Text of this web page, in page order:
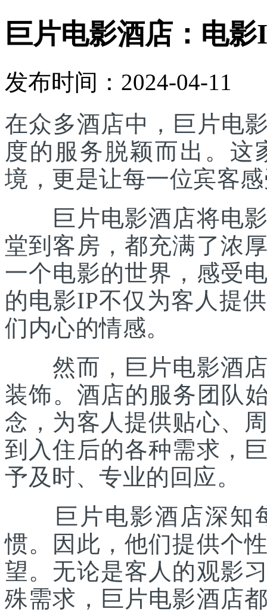
巨片电影酒店：电
发布时间：2024-04-11
在众多酒店中，巨片电
度的服务脱颖而出。这
境，更是让每一位宾客
巨片电影酒店将电影
堂到客房，都充满了浓
一个电影的世界，感受
的电影IP不仅为客人提
们内心的情感。
然而，巨片电影酒店
装饰。酒店的服务团队
念，为客人提供贴心、
到入住后的各种需求，
予及时、专业的回应。
巨片电影酒店深知
惯。因此，他们提供个
望。无论是客人的观影
殊需求，巨片电影酒店